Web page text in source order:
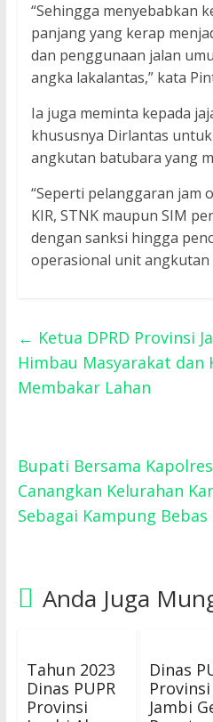
“Sehingga menyebabkan
panjang yang kerap
dan penggunaan jalan
angka lakalantas,” kata
Ia juga meminta kepada
khususnya Dirlantas
angkutan batubara yang
“Seperti pelanggaran jam
KIR, STNK maupun SIM
dengan sanksi hingga
operasional unit
← Ketua DPRD Provinsi
Himbau Masyarakat dan
Membakar Lahan
Bupati Bersama
Canangkan Kelurahan
Sebagai Kampung
Anda Juga
Tahun 2023
Dinas PUPR
Provinsi
Dinas
Provinsi
Jambi